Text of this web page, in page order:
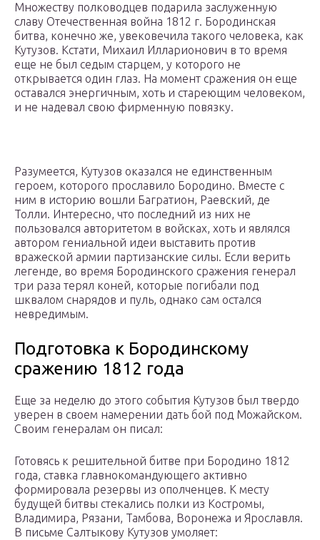
Множеству полководцев подарила заслуженную
славу Отечественная война 1812 г. Бородинская
битва, конечно же, увековечила такого человека, как
Кутузов. Кстати, Михаил Илларионович в то время
еще не был седым старцем, у которого не
открывается один глаз. На момент сражения он еще
оставался энергичным, хоть и стареющим человеком,
и не надевал свою фирменную повязку.
Разумеется, Кутузов оказался не единственным
героем, которого прославило Бородино. Вместе с
ним в историю вошли Багратион, Раевский, де
Толли. Интересно, что последний из них не
пользовался авторитетом в войсках, хоть и являлся
автором гениальной идеи выставить против
вражеской армии партизанские силы. Если верить
легенде, во время Бородинского сражения генерал
три раза терял коней, которые погибали под
шквалом снарядов и пуль, однако сам остался
невредимым.
Подготовка к Бородинскому
сражению 1812 года
Еще за неделю до этого события Кутузов был твердо
уверен в своем намерении дать бой под Можайском.
Своим генералам он писал:
Готовясь к решительной битве при Бородино 1812
года, ставка главнокомандующего активно
формировала резервы из ополченцев. К месту
будущей битвы стекались полки из Костромы,
Владимира, Рязани, Тамбова, Воронежа и Ярославля.
В письме Салтыкову Кутузов умоляет: